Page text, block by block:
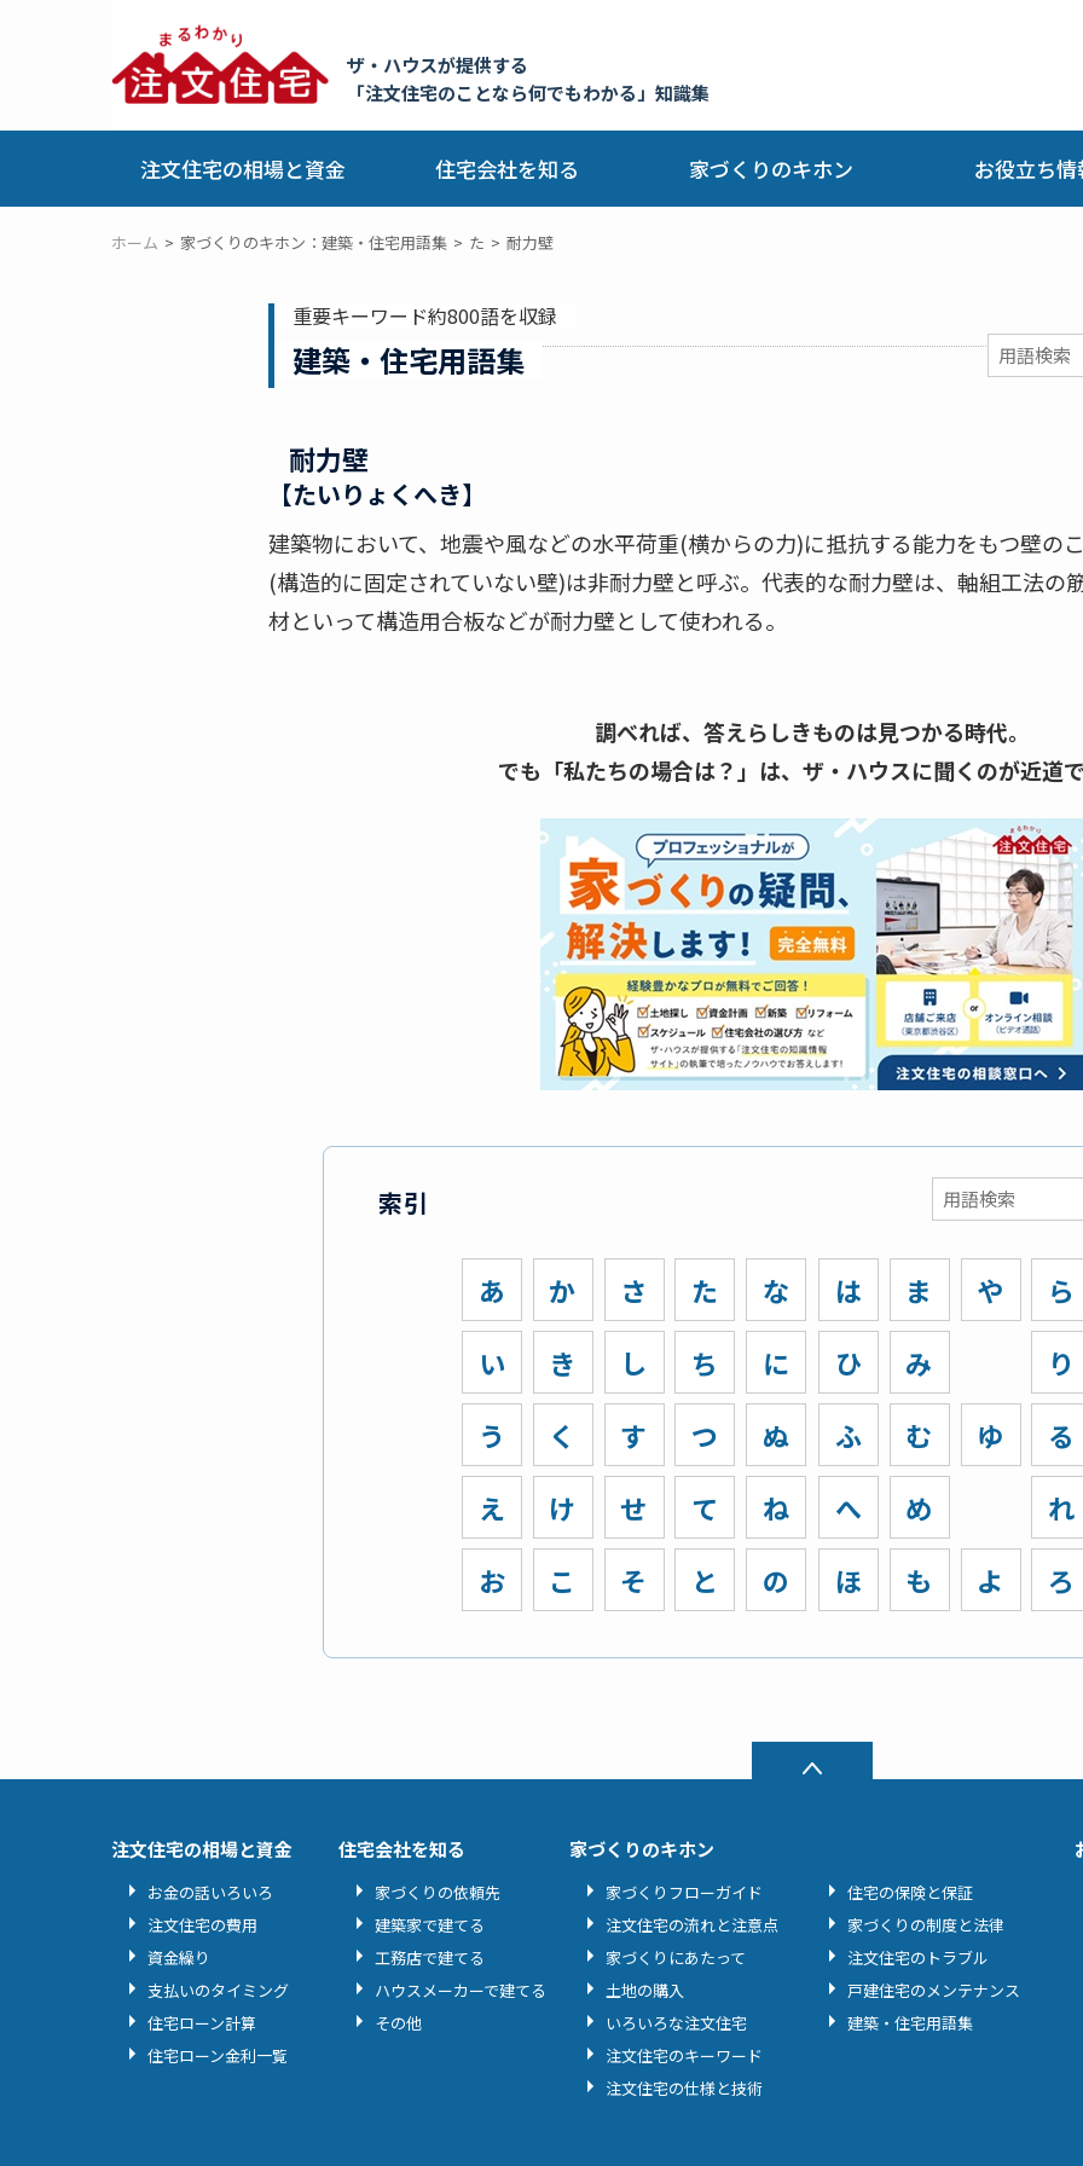
ザ・ハウスが提供する
「注文住宅のことなら何でもわかる」知識集
注文住宅の相場と資金 住宅会社を知る 家づくりのキホン お役立ち情
ホーム 家づくりのキホン：建築・住宅用語集 た 耐力壁
重要キーワード約800語を収録
建築・住宅用語集
耐力壁
【たいりょくへき】
建築物において、地震や風などの水平荷重(横からの力)に抵抗する能力をもつ壁の
(構造的に固定されていない壁)は非耐力壁と呼ぶ。代表的な耐力壁は、軸組工法の
材といって構造用合板などが耐力壁として使われる。
調べれば、答えらしきものは見つかる時代。
でも「私たちの場合は？」は、 ザ・ハウスに聞くのが近道
索引
あ
い
う
え
お
か
き
く
け
こ
さ
し
す
せ
そ
た
ち
つ
て
と
な
に
ぬ
ね
の
は
ひ
ふ
へ
ほ
ま
み
む
め
も
や
ゆ
よ
ら
り
る
れ
ろ
注文住宅の相場と資金
お金の話いろいろ
注文住宅の費用
資金繰り
支払いのタイミング
住宅ローン計算
住宅ローン金利一覧
住宅会社を知る
家づくりの依頼先
建築家で建てる
工務店で建てる
ハウスメーカーで建てる
その他
家づくりのキホン
家づくりフローガイド
注文住宅の流れと注意点
家づくりにあたって
土地の購入
いろいろな注文住宅
注文住宅のキーワード
注文住宅の仕様と技術
住宅の保険と保証
家づくりの制度と法律
注文住宅のトラブル
戸建住宅のメンテナンス
建築・住宅用語集